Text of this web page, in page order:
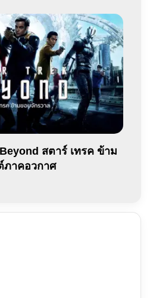
สตาร์ เทรค ข้าม
ภาคอวกาศ